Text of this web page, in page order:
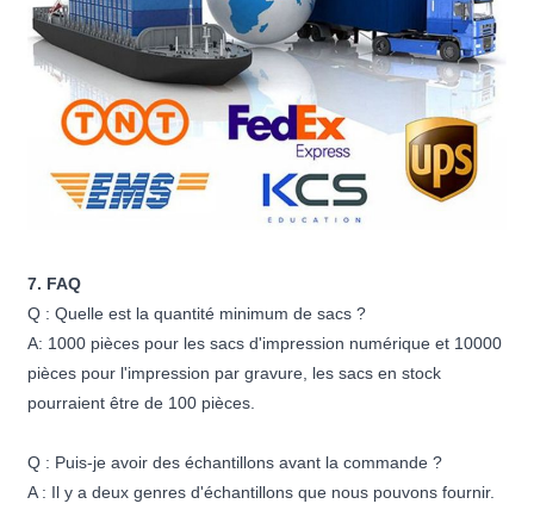
7. FAQ
Q : Quelle est la quantité minimum de sacs ?
A: 1000 pièces pour les sacs d'impression numérique et 10000
pièces pour l'impression par gravure, les sacs en stock
pourraient être de 100 pièces.
Q : Puis-je avoir des échantillons avant la commande ?
A : Il y a deux genres d'échantillons que nous pouvons fournir.